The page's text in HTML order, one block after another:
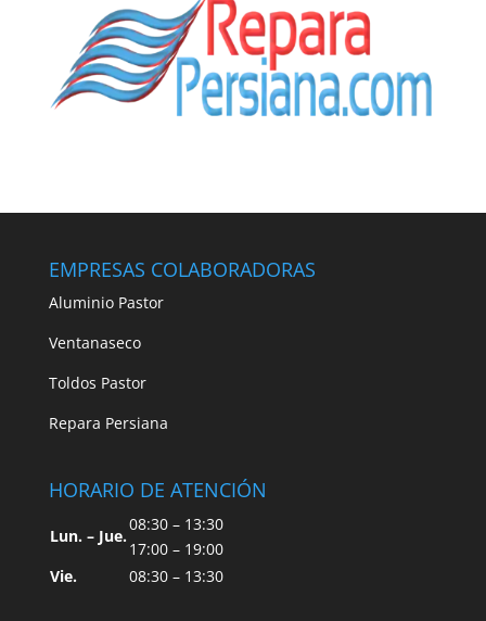
EMPRESAS COLABORADORAS
Aluminio Pastor
Ventanaseco
Toldos Pastor
Repara Persiana
HORARIO DE ATENCIÓN
Lun. – Jue.
08:30 – 13:30
17:00 – 19:00
Vie.
08:30 – 13:30